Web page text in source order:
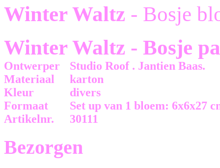
Winter Waltz - Bosje
Winter Waltz - Bosje
Ontwerper
Studio Roof . Jantien Baas.
Materiaal
karton
Kleur
divers
Formaat
Set up van 1 bloem: 6x6x27
Artikelnr.
30111
Bezorgen